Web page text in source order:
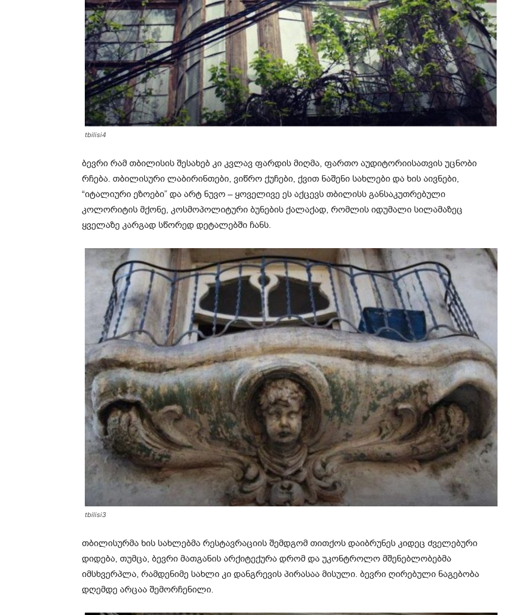
tbilisi4
ბევრი რამ თბილისის შესახებ კი კვლავ ფარდის მიღმა, ფართო აუდიტორიისათვის უცნობი
რჩება. თბილისური ლაბირინთები, ვიწრო ქუჩები, ქვით ნაშენი სახლები და ხის აივნები,
“იტალიური ეზოები” და არტ ნუვო – ყოველივე ეს აქცევს თბილისს განსაკუთრებული
კოლორიტის მქონე, კოსმოპოლიტური ბუნების ქალაქად, რომლის იდუმალი სილამაზეც
ყველაზე კარგად სწორედ დეტალებში ჩანს.
tbilisi3
თბილისურმა ხის სახლებმა რესტავრაციის შემდგომ თითქოს დაიბრუნეს კიდეც ძველებური
დიდება, თუმცა, ბევრი მათგანის არქიტექურა დრომ და უკონტროლო მშენებლობებმა
იმსხვერპლა, რამდენიმე სახლი კი დანგრევის პირასაა მისული. ბევრი ღირებული ნაგებობა
დღემდე არცაა შემორჩენილი.